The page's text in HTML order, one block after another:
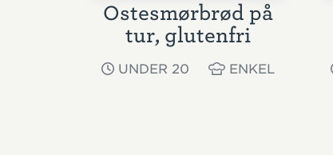
Ostesmørbrød på
tur, glutenfri
UNDER 20 ENKEL